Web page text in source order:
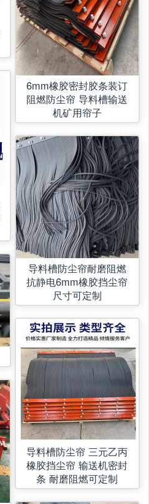
6mm橡胶密封胶条装订
阻燃防尘帘 导料槽输送
机矿用帘子
导料槽防尘帘耐磨阻燃
抗静电6mm橡胶挡尘帘
尺寸可定制
导料槽防尘帘 三元乙丙
橡胶挡尘帘 输送机密封
条 耐磨阻燃可定制